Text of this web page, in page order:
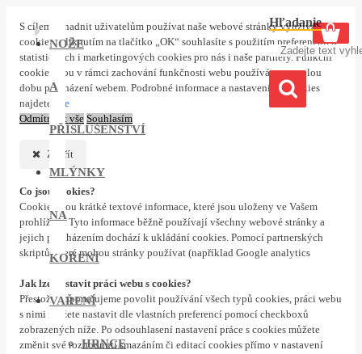
S cílem usnadnit uživatelům používat naše webové stránky využíváme
cookies. Kliknutím na tlačítko „OK“ souhlasíte s použitím preferenčních,
statistických i marketingových cookies pro nás i naše partnery. Funkční
cookies jsou v rámci zachování funkčnosti webu používány po celou
dobu procházení webem. Podrobné informace a nastavení ke cookies
najdete
zde
Odmítnout vše Souhlasím
Zavřít
Co jsou cookies?
Cookies jsou krátké textové informace, které jsou uloženy ve Vašem
prohlížeči. Tyto informace běžně používají všechny webové stránky a
jejich procházením dochází k ukládání cookies. Pomocí partnerských
skriptů, které mohou stránky používat (například Google analytics
Jak lze nastavit práci webu s cookies?
Přestože doporučujeme povolit používání všech typů cookies, práci webu
s nimi můžete nastavit dle vlastních preferencí pomocí checkboxů
zobrazených níže. Po odsouhlasení nastavení práce s cookies můžete
změnit své rozhodnutí smazáním či editací cookies přímo v nastavení
Hľadanie
NOŽE
A
PŘÍSLUŠENSTVÍ
MLÝNKY
NA
KOŘENÍ
VAŘENÍ
HRNCE